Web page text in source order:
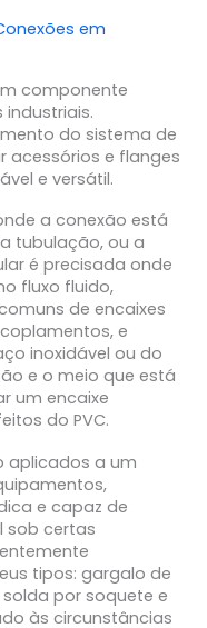
em
componente
do sistema de
acessórios e flanges
e versátil.
a conexão está
tubulação, ou a
é precisada onde
fluxo fluido,
de encaixes
e
inoxidável ou do
e o meio que está
um encaixe
do PVC.
aplicados a um
e capaz de
sob certas
tipos: gargalo de
por soquete e
às circunstâncias